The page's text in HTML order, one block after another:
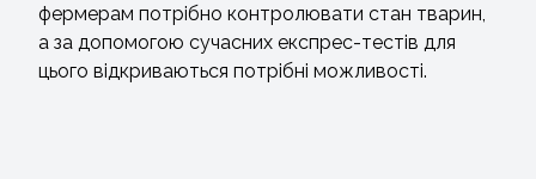
фермерам потрібно контролювати стан тварин,
а за допомогою сучасних експрес-тестів для
цього відкриваються потрібні можливості.